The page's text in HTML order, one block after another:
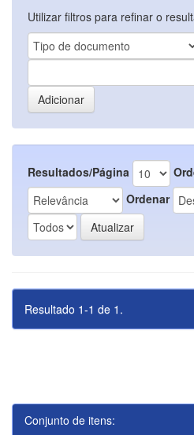
Utilizar filtros para refinar o
Resultados/Página
Ordenar
Resultado 1-1 de 1.
Conjunto de itens: